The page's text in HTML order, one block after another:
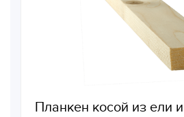
Планкен косой из ели